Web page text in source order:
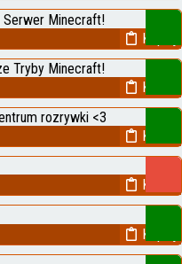
Kopiuj
Kopiuj
Kopiuj
Kopiuj
Kopiuj